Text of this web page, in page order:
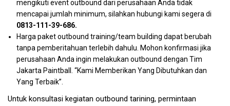
mengikuti event outbound dari perusahaan Anda tidak
mencapai jumlah minimum, silahkan hubungi kami segera di
0813-111-39-686.
Harga paket outbound training/team building dapat berubah
tanpa pemberitahuan terlebih dahulu. Mohon konfirmasi jika
perusahaan Anda ingin melakukan outbound dengan Tim
Jakarta Paintball. “Kami Memberikan Yang Dibutuhkan dan
Yang Terbaik”.
Untuk konsultasi kegiatan outbound tarining, permintaan